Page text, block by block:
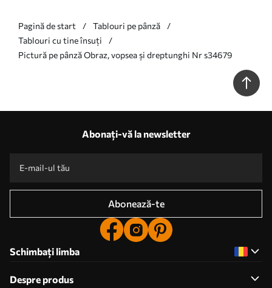
Pagină de start
Tablouri pe pânză
Tablouri cu tine însuți
Pictură pe pânză Obraz, vopsea și dreptunghi Nr s34679
Abonați-vă la newsletter
Abonează-te
Schimbați limba
Despre produs